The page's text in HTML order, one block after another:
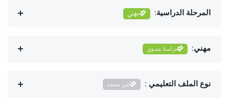
المرحلة الدراسية: مهني
مهني: دراسة جدوى
نوع الملف التعليمي : غير محدد